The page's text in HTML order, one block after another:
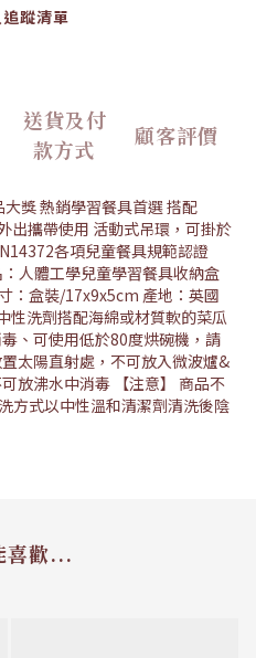
蹤清單
送貨及付
款方式
顧客評價
大獎 熱銷學習餐具首選 搭配
出攜帶使用 活動式吊環，可掛於
各項兒童餐具規範認證
人體工學兒童學習餐具收納盒
：盒裝/17x9x5cm 產地：英國
性洗劑搭配海綿或材質軟的菜瓜
、可使用低於80度烘碗機，請
太陽直射處，不可放入微波爐&
放沸水中消毒 【注意】 商品不
方式以中性溫和清潔劑清洗後陰
喜歡...